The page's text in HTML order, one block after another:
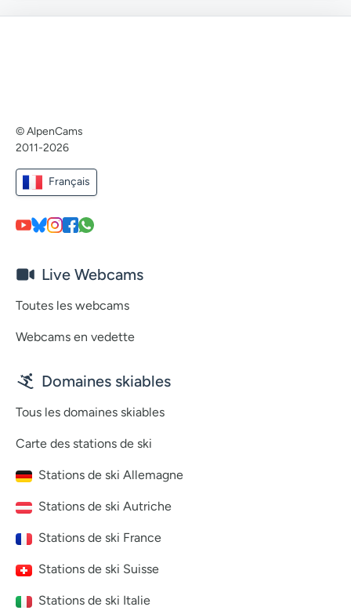
© AlpenCams
2011-2026
Français
Live Webcams
Toutes les webcams
Webcams en vedette
Domaines skiables
Tous les domaines skiables
Carte des stations de ski
Stations de ski Allemagne
Stations de ski Autriche
Stations de ski France
Stations de ski Suisse
Stations de ski Italie